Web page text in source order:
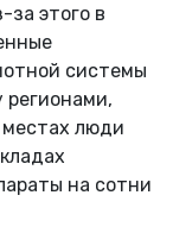
за этого в
системы
регионами,
местах люди
на сотни